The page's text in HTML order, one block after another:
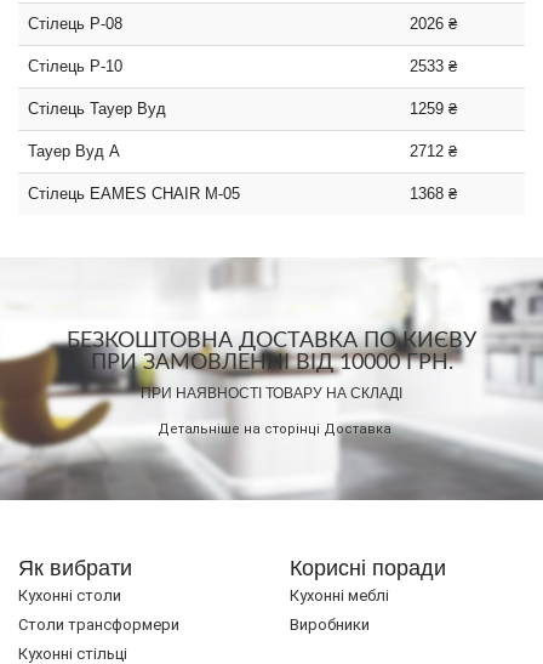
Стілець P-08 2026 ₴
Стілець P-10 2533 ₴
Стілець Тауер Вуд 1259 ₴
Тауер Вуд А 2712 ₴
Стілець EAMES CHAIR M-05 1368 ₴
БЕЗКОШТОВНА ДОСТАВКА ПО КИЄВУ
ПРИ ЗАМОВЛЕННІ ВІД 10000 ГРН.
ПРИ НАЯВНОСТІ ТОВАРУ НА СКЛАДІ
Детальніше на сторінці Доставка
Як вибрати
Кухонні столи
Cтоли трансформери
Кухонні стільці
Корисні поради
Кухонні меблі
Виробники